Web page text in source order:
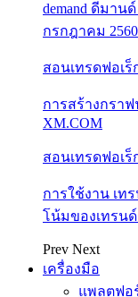
demand ดีมาน
กรกฎาคม 2560
สอนเทรดฟอเร็
การสร้างกราฟ
XM.COM
สอนเทรดฟอเร็
การใช้งาน เท
โน้มของเทรนด์
Prev Next
เครื่องมือ
แพลตฟอ